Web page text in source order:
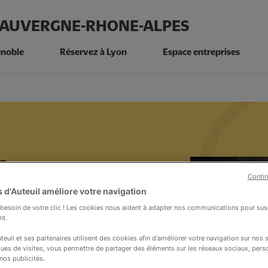
RHONE-ALPES
Réservez à Lyon Espace entreprises
jeunes en restauration.
d'Auteuil améliore votre navigation
de votre clic ! Les cookies nous aident à adapter nos communications pour
et ses partenaires utilisent des cookies afin d'améliorer votre navigation sur nos
de visites, vous permettre de partager des éléments sur les réseaux sociaux,
publicités.